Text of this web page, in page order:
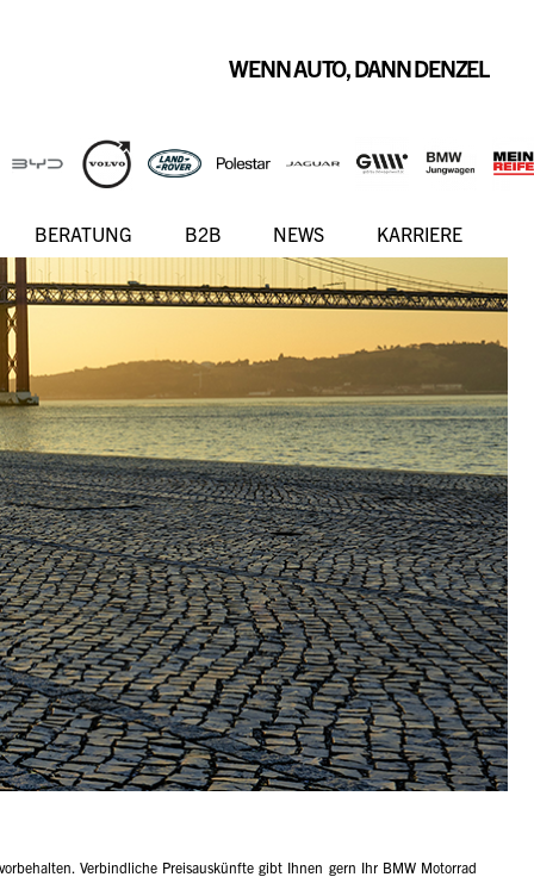
WENN AUTO, DANN DENZEL
BERATUNG B2B NEWS KARRIERE
Verbindliche Preisauskünfte gibt Ihnen gern Ihr BMW Motorrad